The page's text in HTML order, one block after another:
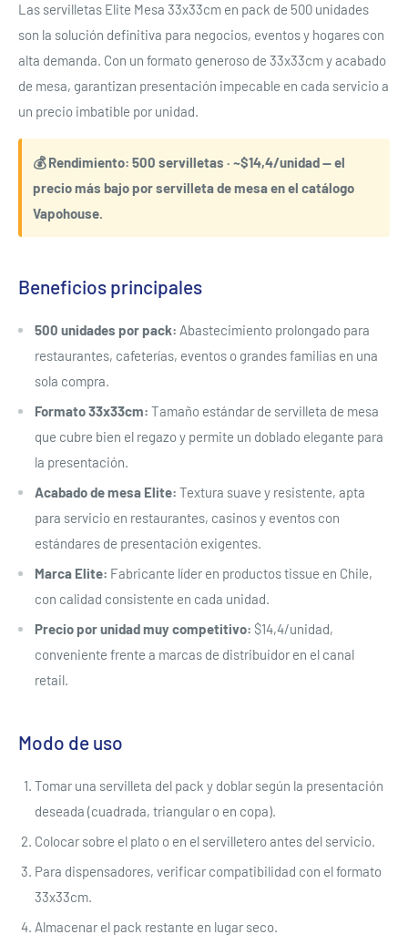
Las servilletas Elite Mesa 33x33cm en pack de 500 unidades
son la solución definitiva para negocios, eventos y hogares con
alta demanda. Con un formato generoso de 33x33cm y acabado
de mesa, garantizan presentación impecable en cada servicio a
un precio imbatible por unidad.
💰 Rendimiento: 500 servilletas · ~$14,4/unidad — el
precio más bajo por servilleta de mesa en el catálogo
Vapohouse.
Beneficios principales
500 unidades por pack: Abastecimiento prolongado para
restaurantes, cafeterías, eventos o grandes familias en una
sola compra.
Formato 33x33cm: Tamaño estándar de servilleta de mesa
que cubre bien el regazo y permite un doblado elegante para
la presentación.
Acabado de mesa Elite: Textura suave y resistente, apta
para servicio en restaurantes, casinos y eventos con
estándares de presentación exigentes.
Marca Elite: Fabricante líder en productos tissue en Chile,
con calidad consistente en cada unidad.
Precio por unidad muy competitivo: $14,4/unidad,
conveniente frente a marcas de distribuidor en el canal
retail.
Modo de uso
Tomar una servilleta del pack y doblar según la presentación
deseada (cuadrada, triangular o en copa).
Colocar sobre el plato o en el servilletero antes del servicio.
Para dispensadores, verificar compatibilidad con el formato
33x33cm.
Almacenar el pack restante en lugar seco.